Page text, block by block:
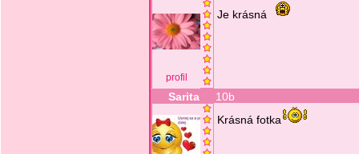
profil
Je krásná
Sarita 10b
Krásná fotka